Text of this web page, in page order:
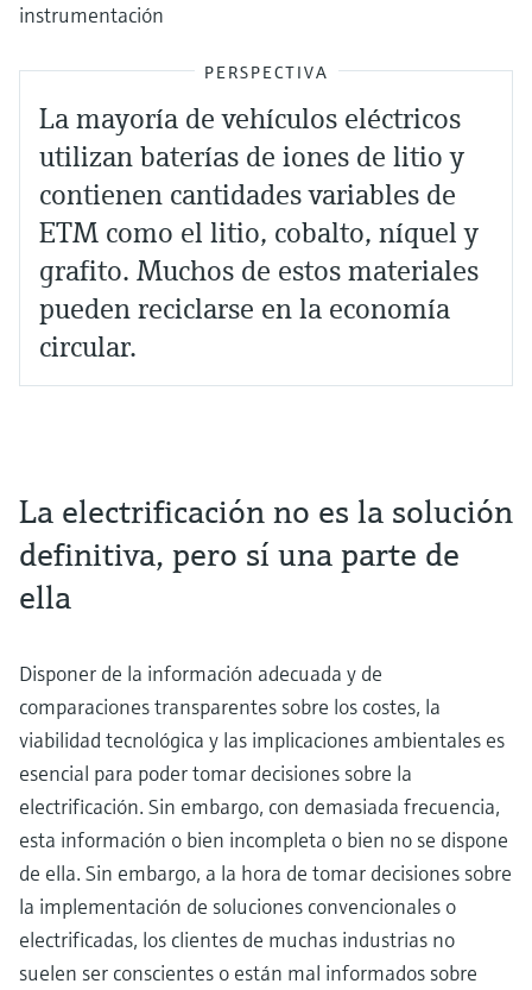
instrumentación
PERSPECTIVA
La mayoría de vehículos eléctricos
utilizan baterías de iones de litio y
contienen cantidades variables de
ETM como el litio, cobalto, níquel y
grafito. Muchos de estos materiales
pueden reciclarse en la economía
circular.
La electrificación no es la solución
definitiva, pero sí una parte de
ella
Disponer de la información adecuada y de
comparaciones transparentes sobre los costes, la
viabilidad tecnológica y las implicaciones ambientales es
esencial para poder tomar decisiones sobre la
electrificación. Sin embargo, con demasiada frecuencia,
esta información o bien incompleta o bien no se dispone
de ella. Sin embargo, a la hora de tomar decisiones sobre
la implementación de soluciones convencionales o
electrificadas, los clientes de muchas industrias no
suelen ser conscientes o están mal informados sobre